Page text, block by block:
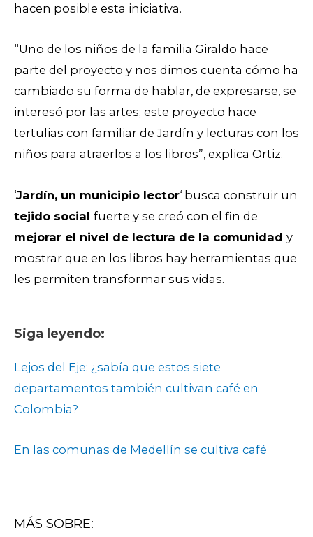
hacen posible esta iniciativa.
“Uno de los niños de la familia Giraldo hace
parte del proyecto y nos dimos cuenta cómo ha
cambiado su forma de hablar, de expresarse, se
interesó por las artes; este proyecto hace
tertulias con familiar de Jardín y lecturas con los
niños para atraerlos a los libros”, explica Ortiz.
‘Jardín, un municipio lector‘ busca construir un
tejido social fuerte y se creó con el fin de
mejorar el nivel de lectura de la comunidad y
mostrar que en los libros hay herramientas que
les permiten transformar sus vidas.
Siga leyendo:
Lejos del Eje: ¿sabía que estos siete
departamentos también cultivan café en
Colombia?
En las comunas de Medellín se cultiva café
MÁS SOBRE: